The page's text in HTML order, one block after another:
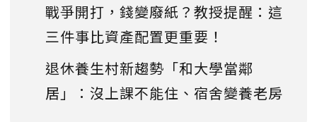
戰爭開打，錢變廢紙？教授提醒：這
三件事比資產配置更重要！
退休養生村新趨勢「和大學當鄰
居」：沒上課不能住、宿舍變養老房